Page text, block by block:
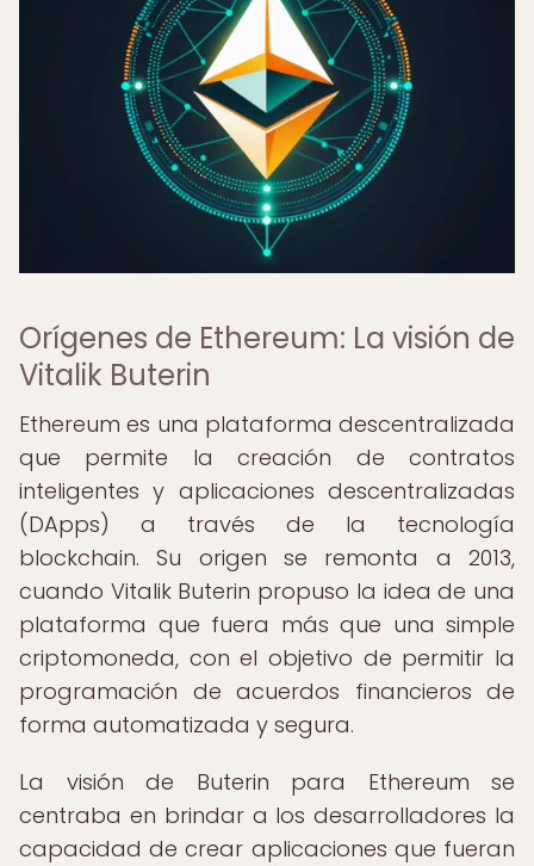
Orígenes de Ethereum: La visión de
Vitalik Buterin
Ethereum es una plataforma descentralizada
que permite la creación de contratos
inteligentes y aplicaciones descentralizadas
(DApps) a través de la tecnología
blockchain. Su origen se remonta a 2013,
cuando Vitalik Buterin propuso la idea de una
plataforma que fuera más que una simple
criptomoneda, con el objetivo de permitir la
programación de acuerdos financieros de
forma automatizada y segura.
La visión de Buterin para Ethereum se
centraba en brindar a los desarrolladores la
capacidad de crear aplicaciones que fueran